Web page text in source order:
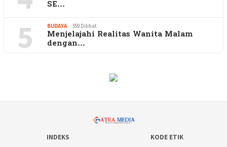
SE…
5 BUDAYA 359 Dilihat
Menjelajahi Realitas Wanita Malam
dengan…
INDEKS
KODE ETIK